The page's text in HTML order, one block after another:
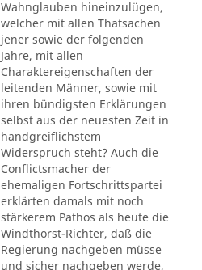
Wahnglauben hineinzulügen,
welcher mit allen Thatsachen
jener sowie der folgenden
Jahre, mit allen
Charaktereigenschaften der
leitenden Männer, sowie mit
ihren bündigsten Erklärungen
selbst aus der neuesten Zeit in
handgreiflichstem
Widerspruch steht? Auch die
Conflictsmacher der
ehemaligen Fortschrittspartei
erklärten damals mit noch
stärkerem Pathos als heute die
Windthorst-Richter, daß die
Regierung nachgeben müsse
und sicher nachgeben werde,